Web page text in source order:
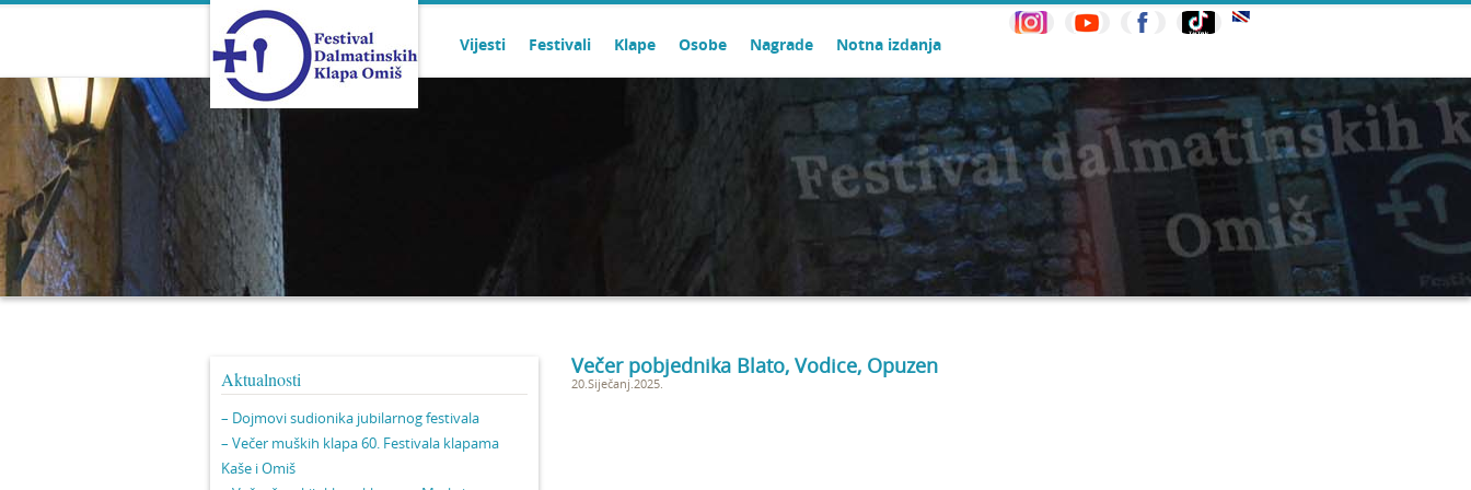
Vijesti Festivali Klape Osobe Nagrade Notna izdanja
Aktualnosti
– Dojmovi sudionika jubilarnog festivala
– Večer muških klapa 60. Festivala klapama
Kaše i Omiš
Večer pobjednika Blato, Vodice, Opuzen
20.Siječanj.2025.